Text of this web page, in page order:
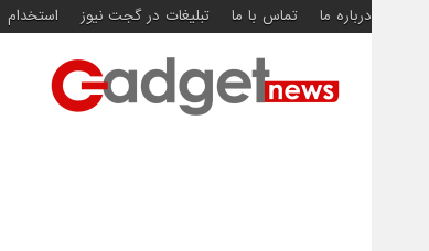
درباره ما تماس با ما تبلیغات در گجت نیوز استخدام